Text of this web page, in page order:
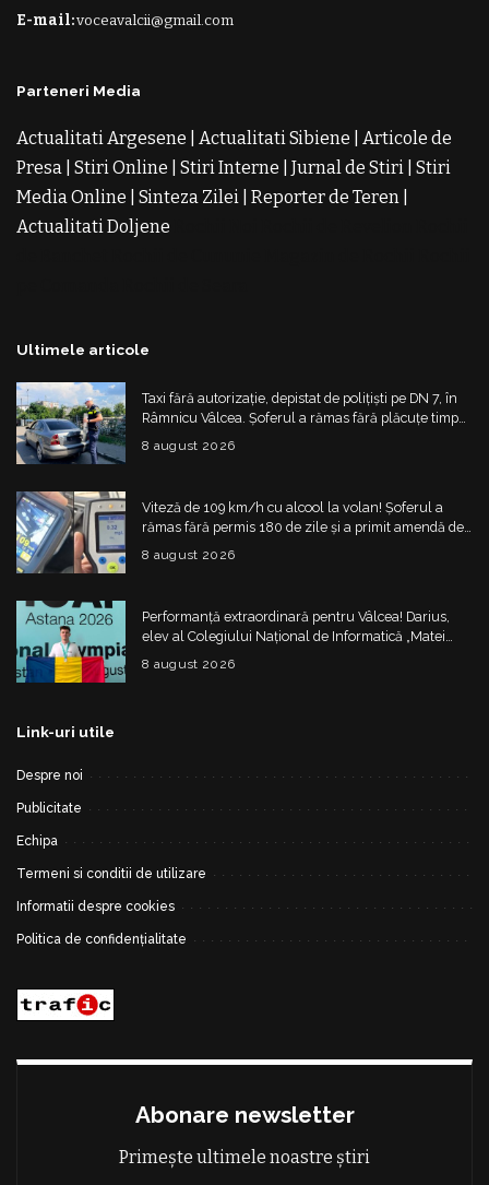
E-mail:voceavalcii@gmail.com
Parteneri Media
Actualitati Argesene Actualitati Sibiene
Articole de
Presa Stiri Online Stiri Interne Jurnal de Stiri Stiri
Media Online
Sinteza Zilei Reporter de Teren
Actualitati Doljene
Ultimele articole
Taxi fără autorizație, depistat de polițiști pe DN 7, în
Râmnicu Vâlcea. Șoferul a rămas fără plăcuțe timp
de 6 luni
8 august 2026
Viteză de 109 km/h cu alcool la volan! Șoferul a
rămas fără permis 180 de zile și a primit amendă de
4.325 de lei
8 august 2026
Performanță extraordinară pentru Vâlcea! Darius,
elev al Colegiului Național de Informatică „Matei
Basarab”, a cucerit argintul la Olimpiada
Internațională de Inteligență Artificială
8 august 2026
Link-uri utile
Despre noi
Publicitate
Echipa
Termeni si conditii de utilizare
Informatii despre cookies
Politica de confidențialitate
Abonare newsletter
Primește ultimele noastre știri